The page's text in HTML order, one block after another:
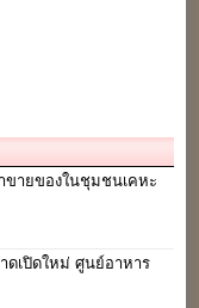
ขายของในชุมชนเคหะ
ดเปิดใหม่ ศูนย์อาหาร